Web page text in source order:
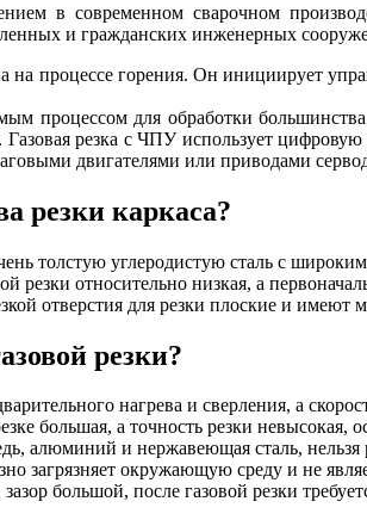
в современном сварочном
и гражданских инженерных
на процессе горения. Он инициирует
процессом для обработки
Газовая резка с ЧПУ использует
двигателями или приводами
резки каркаса?
толстую углеродистую сталь с
резки относительно низкая, а
отверстия для резки плоские и имеют
резки?
нагрева и сверления, а
большая, а точность резки невысокая,
алюминий и нержавеющая сталь, нельзя
загрязняет окружающую среду и не
большой, после газовой резки